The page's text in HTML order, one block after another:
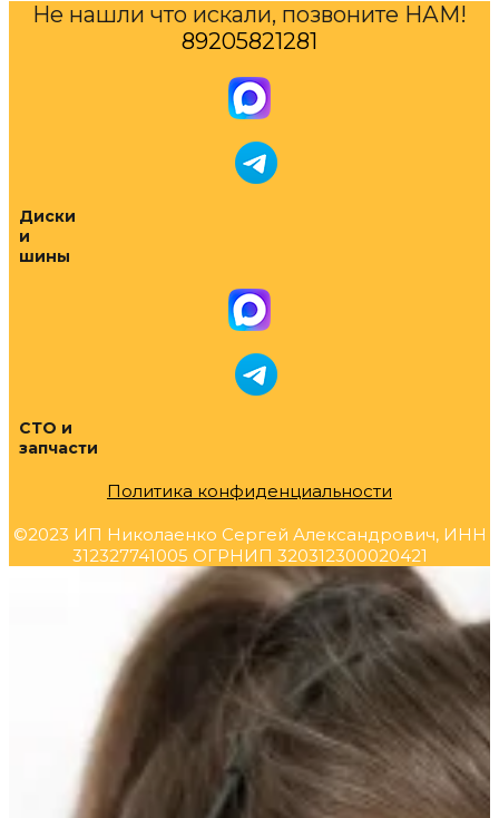
Не нашли что искали, позвоните НАМ!
89205821281
Диски
и
шины
СТО и
запчасти
Политика конфиденциальности
©2023 ИП Николаенко Сергей Александрович, ИНН
312327741005 ОГРНИП 320312300020421